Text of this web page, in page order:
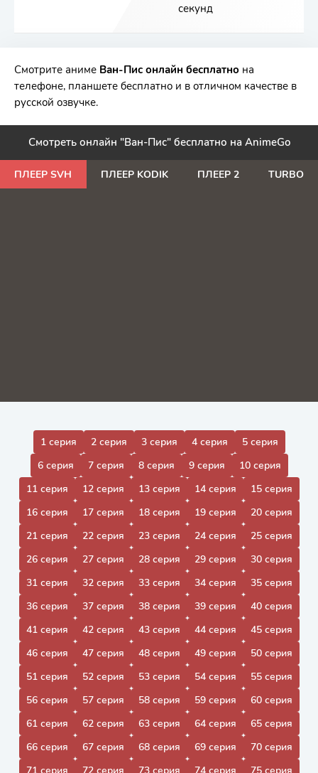
секунд
Смотрите аниме Ван-Пис онлайн бесплатно на
телефоне, планшете бесплатно и в отличном качестве в
русской озвучке.
Смотреть онлайн "Ван-Пис" бесплатно на AnimeGo
ПЛЕЕР SVH ПЛЕЕР KODIK ПЛЕЕР 2 TURBO
1 серия 2 серия 3 серия 4 серия
5 серия
6 серия
7 серия 8 серия 9 серия
10 серия
11 серия
12 серия 13 серия 14 серия
15 серия
16 серия
17 серия 18 серия 19 серия
20 серия
21 серия
22 серия 23 серия 24 серия
25 серия
26 серия
27 серия 28 серия 29 серия
30 серия
31 серия
32 серия 33 серия 34 серия
35 серия
36 серия
37 серия 38 серия 39 серия
40 серия
41 серия
42 серия 43 серия 44 серия
45 серия
46 серия
47 серия 48 серия 49 серия
50 серия
51 серия
52 серия 53 серия 54 серия
55 серия
56 серия
57 серия 58 серия 59 серия
60 серия
61 серия
62 серия 63 серия 64 серия
65 серия
66 серия
67 серия 68 серия 69 серия
70 серия